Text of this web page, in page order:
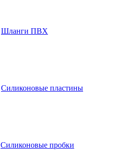
Шланги ПВХ
Силиконовые пластины
Силиконовые пробки